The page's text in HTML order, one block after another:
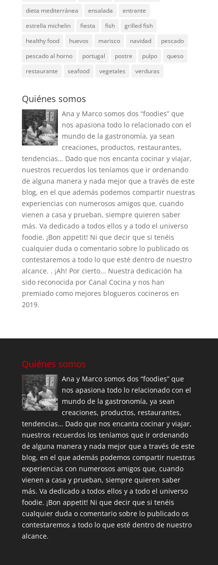
dieta mediterránea
ensalada
entrante
estrella michelin
fiesta fish
grilled fish
healthy food
huevos marisco navidad
pescado
pescado al horno
portugal postre pulpo
queso
restaurante
seafood vegetales verduras
Quiénes somos
Ana y Marco somos dos “foodies” que
nos apasiona todo lo relacionado con el
mundo de la gastronomía, ya sean
creaciones, productos, restaurantes,
tendencias… Dado que nos encanta cocinar y viajar,
nuestros recuerdos los teníamos que ir ordenando
de alguna manera y nada mejor que a través de este
blog, en el que además podemos compartir nuestras
experiencias con numerosos amigos que, cuando
vienen a casa y prueban, siempre quieren saber
más. Va dedicado a todos ellos y a todo el universo
foodie. ¡Bon appetit! Ni que decir que si tenéis
cualquier duda o comentario sobre lo publicado os
contestaremos a todo lo que esté dentro de nuestro
alcance. . ¡Ah! Por cierto... Nuestra dedicación ha
sido reconocida por Canal Cocina y nos han
premiado como mejores blogueros cocineros en
2019.
Quiénes somos
Ana y Marco somos dos “foodies” que
nos apasiona todo lo relacionado con el
mundo de la gastronomía, ya sean
creaciones, productos, restaurantes,
tendencias… Dado que nos encanta cocinar y viajar,
nuestros recuerdos los teníamos que ir ordenando
de alguna manera y nada mejor que a través de este
blog, en el que además podemos compartir nuestras
experiencias con numerosos amigos que, cuando
vienen a casa y prueban, siempre quieren saber
más. Va dedicado a todos ellos y a todo el universo
foodie. ¡Bon appetit! Ni que decir que si tenéis
cualquier duda o comentario sobre lo publicado os
contestaremos a todo lo que esté dentro de nuestro
alcance.